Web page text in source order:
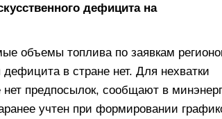
дефицита на
объемы топлива по заявкам
в стране нет. Для нехватки
нет предпосылок, сообщают в
учтен при формировании